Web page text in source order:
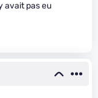
avait pas eu